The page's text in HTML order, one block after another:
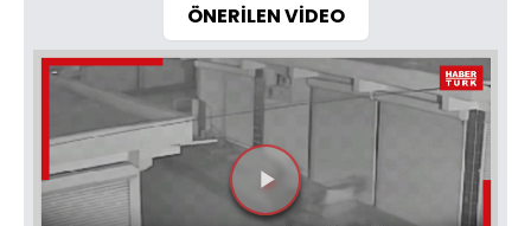
ÖNERİLEN VİDEO
Videoyu